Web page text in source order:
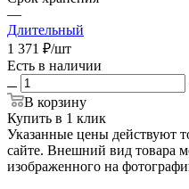
—
Длительный
1 371 ₽/шт
Есть в наличии
В корзину
Купить в 1 клик
Указанные цены действуют
сайте. Внешний вид товара
изображенного на